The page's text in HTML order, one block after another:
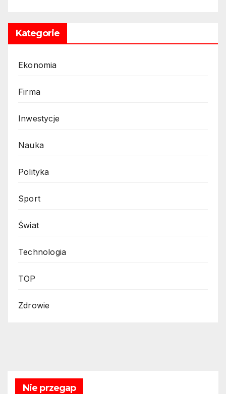
Kategorie
Ekonomia
Firma
Inwestycje
Nauka
Polityka
Sport
Świat
Technologia
TOP
Zdrowie
Nie przegap